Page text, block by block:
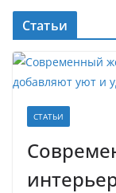
Статьи
СТАТЬИ